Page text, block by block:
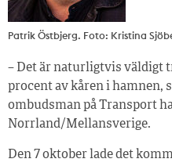
Patrik Östbjerg. Foto: Kristina
– Det är naturligtvis väldigt
procent av kåren i hamnen,
ombudsman på Transport
Norrland/Mellansverige.
Den 7 oktober lade det